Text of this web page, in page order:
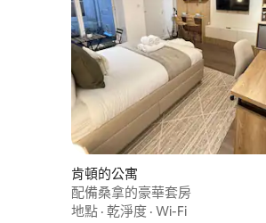
肯頓的公寓
配備桑拿的豪華套房
地點 · 乾淨度 · Wi-Fi